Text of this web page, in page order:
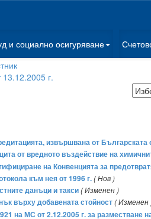
и социално осигуряване
г.
извършвана от
от вредното въздействие на
на Конвенцията за
към нея от 1996 г.( Нов )
данъци и такси( Изменен )
върху добавената стойност( Изменен
на МС от 2.12.2005 г. за разместване